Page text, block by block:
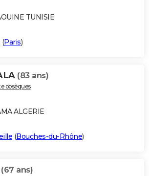
TUNISIE
(Paris)
(83 ans)
obsèques
ALGERIE
(Bouches-du-Rhône)
(67 ans)